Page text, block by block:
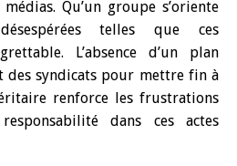
Qu’un groupe s’oriente
telles que ces
L’absence d’un plan
des syndicats pour mettre fin à
renforce les frustrations
dans ces actes